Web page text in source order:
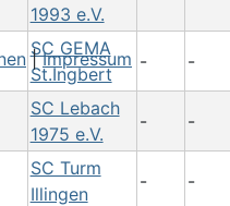
1993 e.V.
SC GEMA
St.Ingbert
- -
SC Lebach
1975 e.V.
- -
SC Turm
Illingen
- -
|Impressum